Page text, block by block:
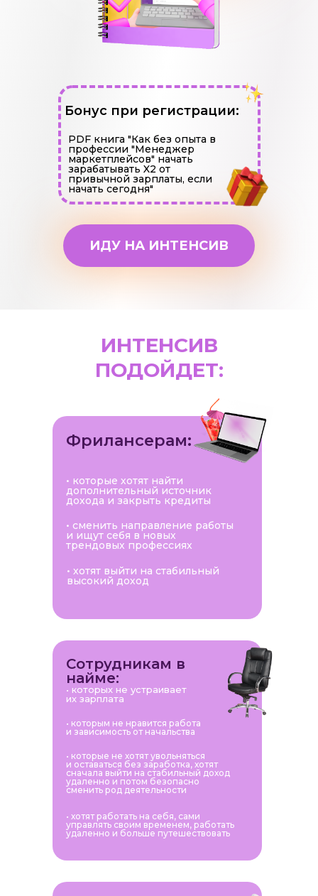
PDF книга "Как без опыта в
профессии "Менеджер
маркетплейсов" начать
зарабатывать X2 от
привычной зарплаты, если
начать сегодня"
Бонус при регистрации:
ИДУ НА ИНТЕНСИВ
ИНТЕНСИВ
ПОДОЙДЕТ:
• которые хотят найти
дополнительный источник
дохода и закрыть кредиты
• хотят выйти на стабильный
высокий доход
• сменить направление работы
и ищут себя в новых
трендовых профессиях
Фрилансерам:
• которых не устраивает
их зарплата
• хотят работать на себя, сами
управлять своим временем, работать
удаленно и больше путешествовать
• которым не нравится работа
и зависимость от начальства
• которые не хотят увольняться
и оставаться без заработка, хотят
сначала выйти на стабильный доход
удаленно и потом безопасно
сменить род деятельности
Сотрудникам в
найме: